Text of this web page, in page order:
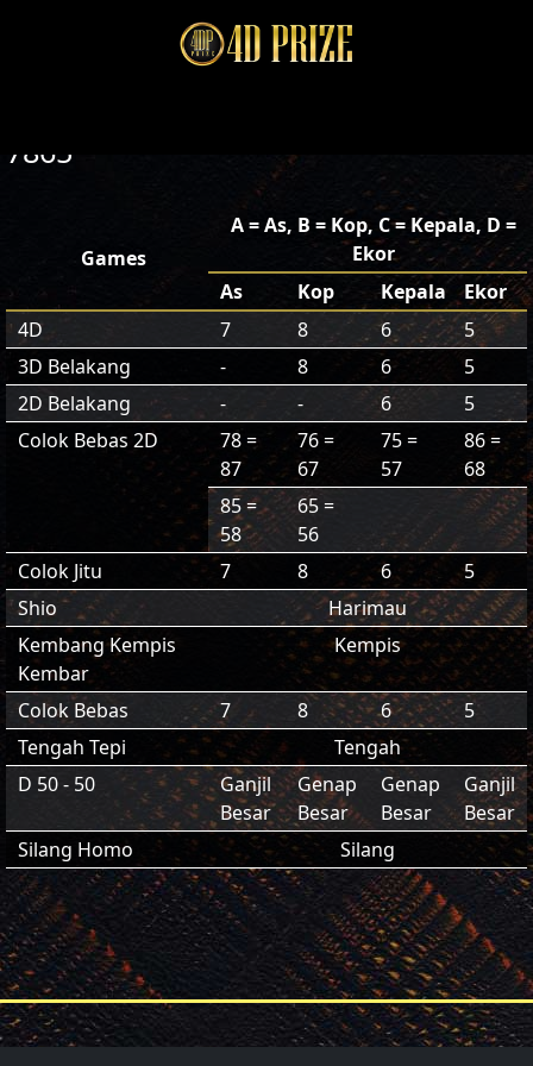
7865
Games
A = As, B = Kop, C = Kepala, D =
Ekor
As
Kop Kepala
Ekor
4D
7 8 6
5
3D Belakang
- 8 6
5
2D Belakang
- - 6
5
Colok Bebas 2D
78 =
87
76 =
67
75 =
57
86 =
68
85 =
58
65 =
56
Colok Jitu
7 8 6
5
Shio
Harimau
Kembang Kempis
Kembar
Kempis
Colok Bebas 7 8 6
5
Tengah Tepi
Tengah
D 50 - 50
Ganjil
Besar
Genap
Besar
Genap
Besar
Ganjil
Besar
Silang Homo
Silang